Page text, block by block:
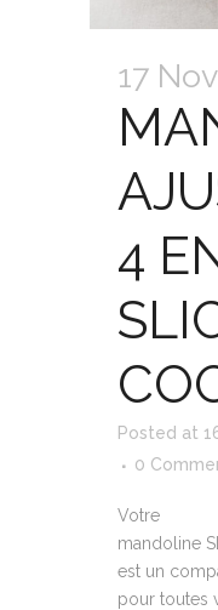
17 Nov
4
Posted at
0
Votre
mandoline
est un
pour toutes